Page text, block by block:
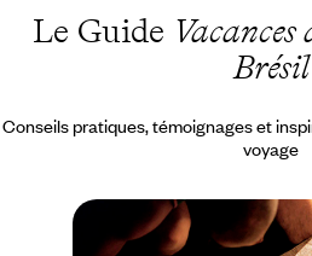
Le Guide
Brésil
Conseils pratiques, témoignages et
voyage